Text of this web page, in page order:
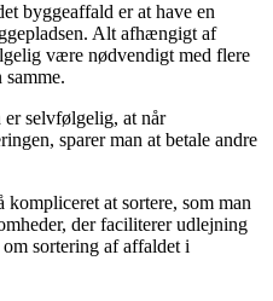
byggeaffald er at have en
Alt afhængigt af
være nødvendigt med flere
samme.
er selvfølgelig, at når
sparer man at betale andre
kompliceret at sortere, som man
der faciliterer udlejning
sortering af affaldet i